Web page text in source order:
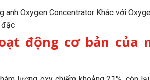
anh Oxygen Concentrator Khác với
động cơ bản